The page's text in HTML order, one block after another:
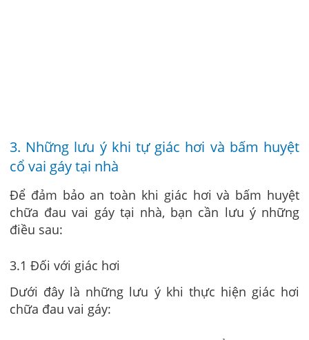
3. Những lưu ý khi tự giác hơi và bấm huyệt
cổ vai gáy tại nhà
Để đảm bảo an toàn khi giác hơi và bấm huyệt
chữa đau vai gáy tại nhà, bạn cần lưu ý những
điều sau:
3.1 Đối với giác hơi
Dưới đây là những lưu ý khi thực hiện giác hơi
chữa đau vai gáy: